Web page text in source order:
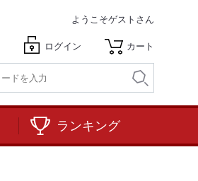
ようこそゲストさん
ログイン カート
ランキング